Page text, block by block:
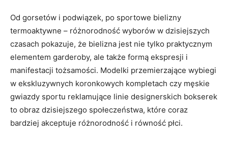
Od gorsetów ​i podwiązek, po sportowe bielizny
termoaktywne⁣ – różnorodność wyborów w dzisiejszych
czasach pokazuje, że bielizna jest ⁤nie tylko praktycznym
elementem garderoby, ⁤ale także formą ekspresji i
manifestacji tożsamości. Modelki przemierzające wybiegi
w ekskluzywnych⁣ koronkowych kompletach⁤ czy męskie
gwiazdy sportu reklamujące linie designerskich bokserek
to obraz dzisiejszego społeczeństwa, ⁣które ‌coraz
⁢bardziej‌ akceptuje różnorodność i równość płci.